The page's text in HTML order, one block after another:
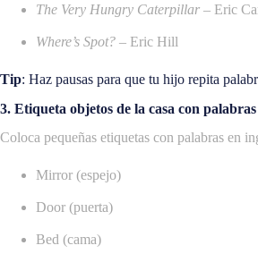
The Very Hungry Caterpillar – Eric
Where’s Spot? – Eric Hill
Tip: Haz pausas para que tu hijo repita
3. Etiqueta objetos de la casa con
Coloca pequeñas etiquetas con palabras en
Mirror (espejo)
Door (puerta)
Bed (cama)